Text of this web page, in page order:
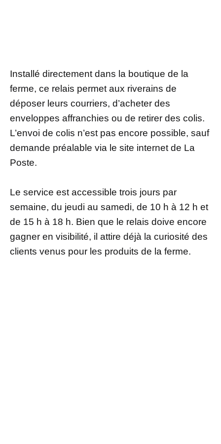
Installé directement dans la boutique de la
ferme, ce relais permet aux riverains de
déposer leurs courriers, d’acheter des
enveloppes affranchies ou de retirer des colis.
L’envoi de colis n’est pas encore possible, sauf
demande préalable via le site internet de La
Poste.
Le service est accessible trois jours par
semaine, du jeudi au samedi, de 10 h à 12 h et
de 15 h à 18 h. Bien que le relais doive encore
gagner en visibilité, il attire déjà la curiosité des
clients venus pour les produits de la ferme.